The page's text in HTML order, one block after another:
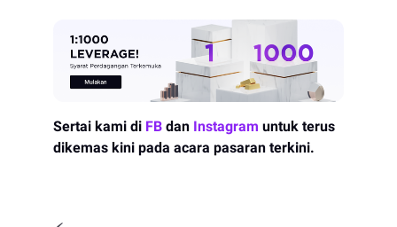
Sertai kami di FB dan Instagram untuk terus
dikemas kini pada acara pasaran terkini.